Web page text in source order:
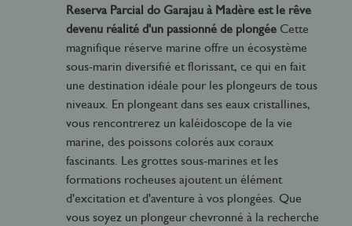
Reserva Parcial do Garajau à Madère est le rêve
devenu réalité d'un passionné de plongée Cette
magnifique réserve marine offre un écosystème
sous-marin diversifié et florissant, ce qui en fait
une destination idéale pour les plongeurs de tous
niveaux. En plongeant dans ses eaux cristallines,
vous rencontrerez un kaléidoscope de la vie
marine, des poissons colorés aux coraux
fascinants. Les grottes sous-marines et les
formations rocheuses ajoutent un élément
d'excitation et d'aventure à vos plongées. Que
vous soyez un plongeur chevronné à la recherche